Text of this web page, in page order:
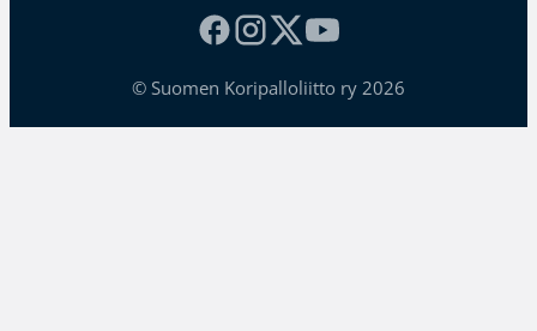
© Suomen Koripalloliitto ry 2026